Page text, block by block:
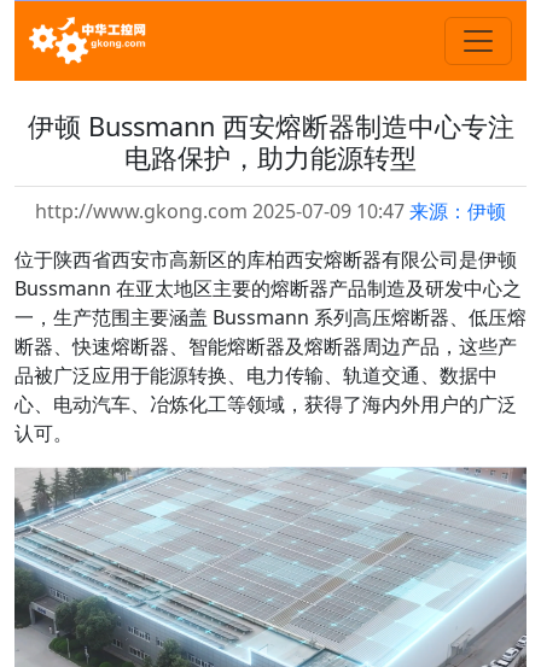
伊顿 Bussmann 西安熔断器制造中心专注
电路保护，助力能源转型
http://www.gkong.com 2025-07-09 10:47来源：伊顿
位于陕西省西安市高新区的库柏西安熔断器有限公司是伊顿
Bussmann 在亚太地区主要的熔断器产品制造及研发中心之
一，生产范围主要涵盖 Bussmann 系列高压熔断器、低压熔
断器、快速熔断器、智能熔断器及熔断器周边产品，这些产
品被广泛应用于能源转换、电力传输、轨道交通、数据中
心、电动汽车、冶炼化工等领域，获得了海内外用户的广泛
认可。